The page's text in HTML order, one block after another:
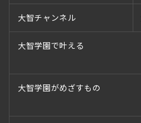
大智チャンネル
大智学園で叶える
大智学園がめざすもの